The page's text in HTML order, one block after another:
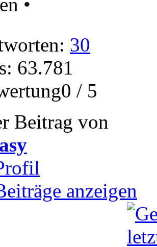
30
63.781
/ 5
Beitrag von
anzeigen